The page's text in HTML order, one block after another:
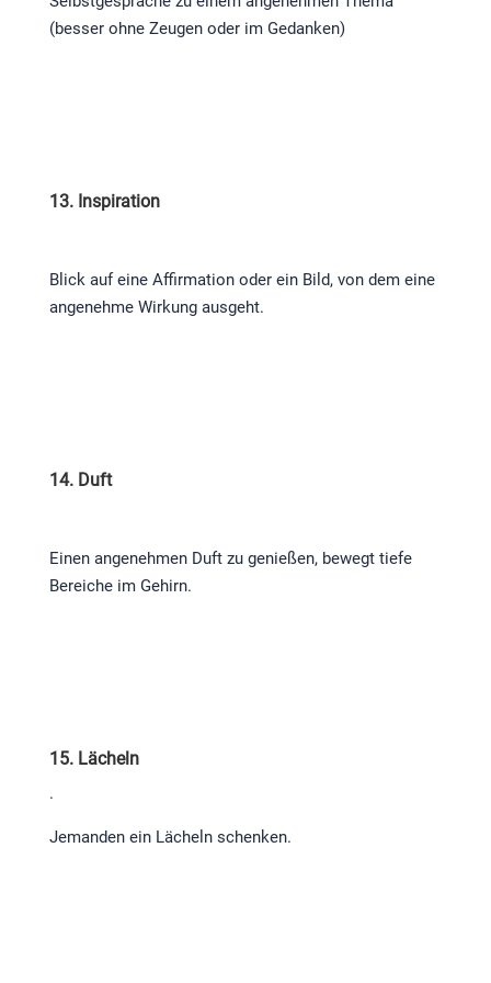
(besser ohne Zeugen oder im Gedanken)
13. Inspiration
Blick auf eine Affirmation oder ein Bild, von dem eine
angenehme Wirkung ausgeht.
14. Duft
Einen angenehmen Duft zu genießen, bewegt tiefe
Bereiche im Gehirn.
15. Lächeln
.
Jemanden ein Lächeln schenken.